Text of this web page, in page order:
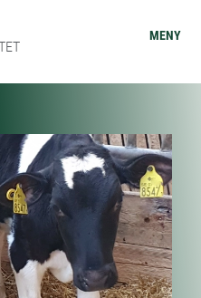
MENY